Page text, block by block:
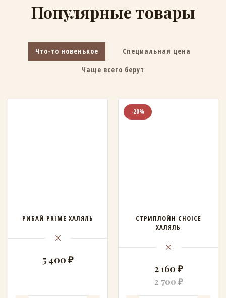
Популярные товары
Что-то новенькое
Специальная цена
Чаще всего берут
РИБАЙ PRIME ХАЛЯЛЬ
5 400 ₽
-20%
СТРИПЛОЙН CHOICE
ХАЛЯЛЬ
2 160 ₽
2 700 ₽